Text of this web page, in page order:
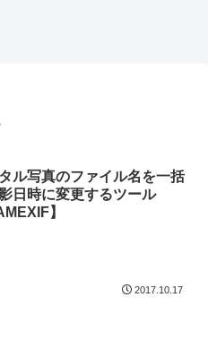
ル写真のファイル名を一括
日時に変更するツール
】
2017.10.17